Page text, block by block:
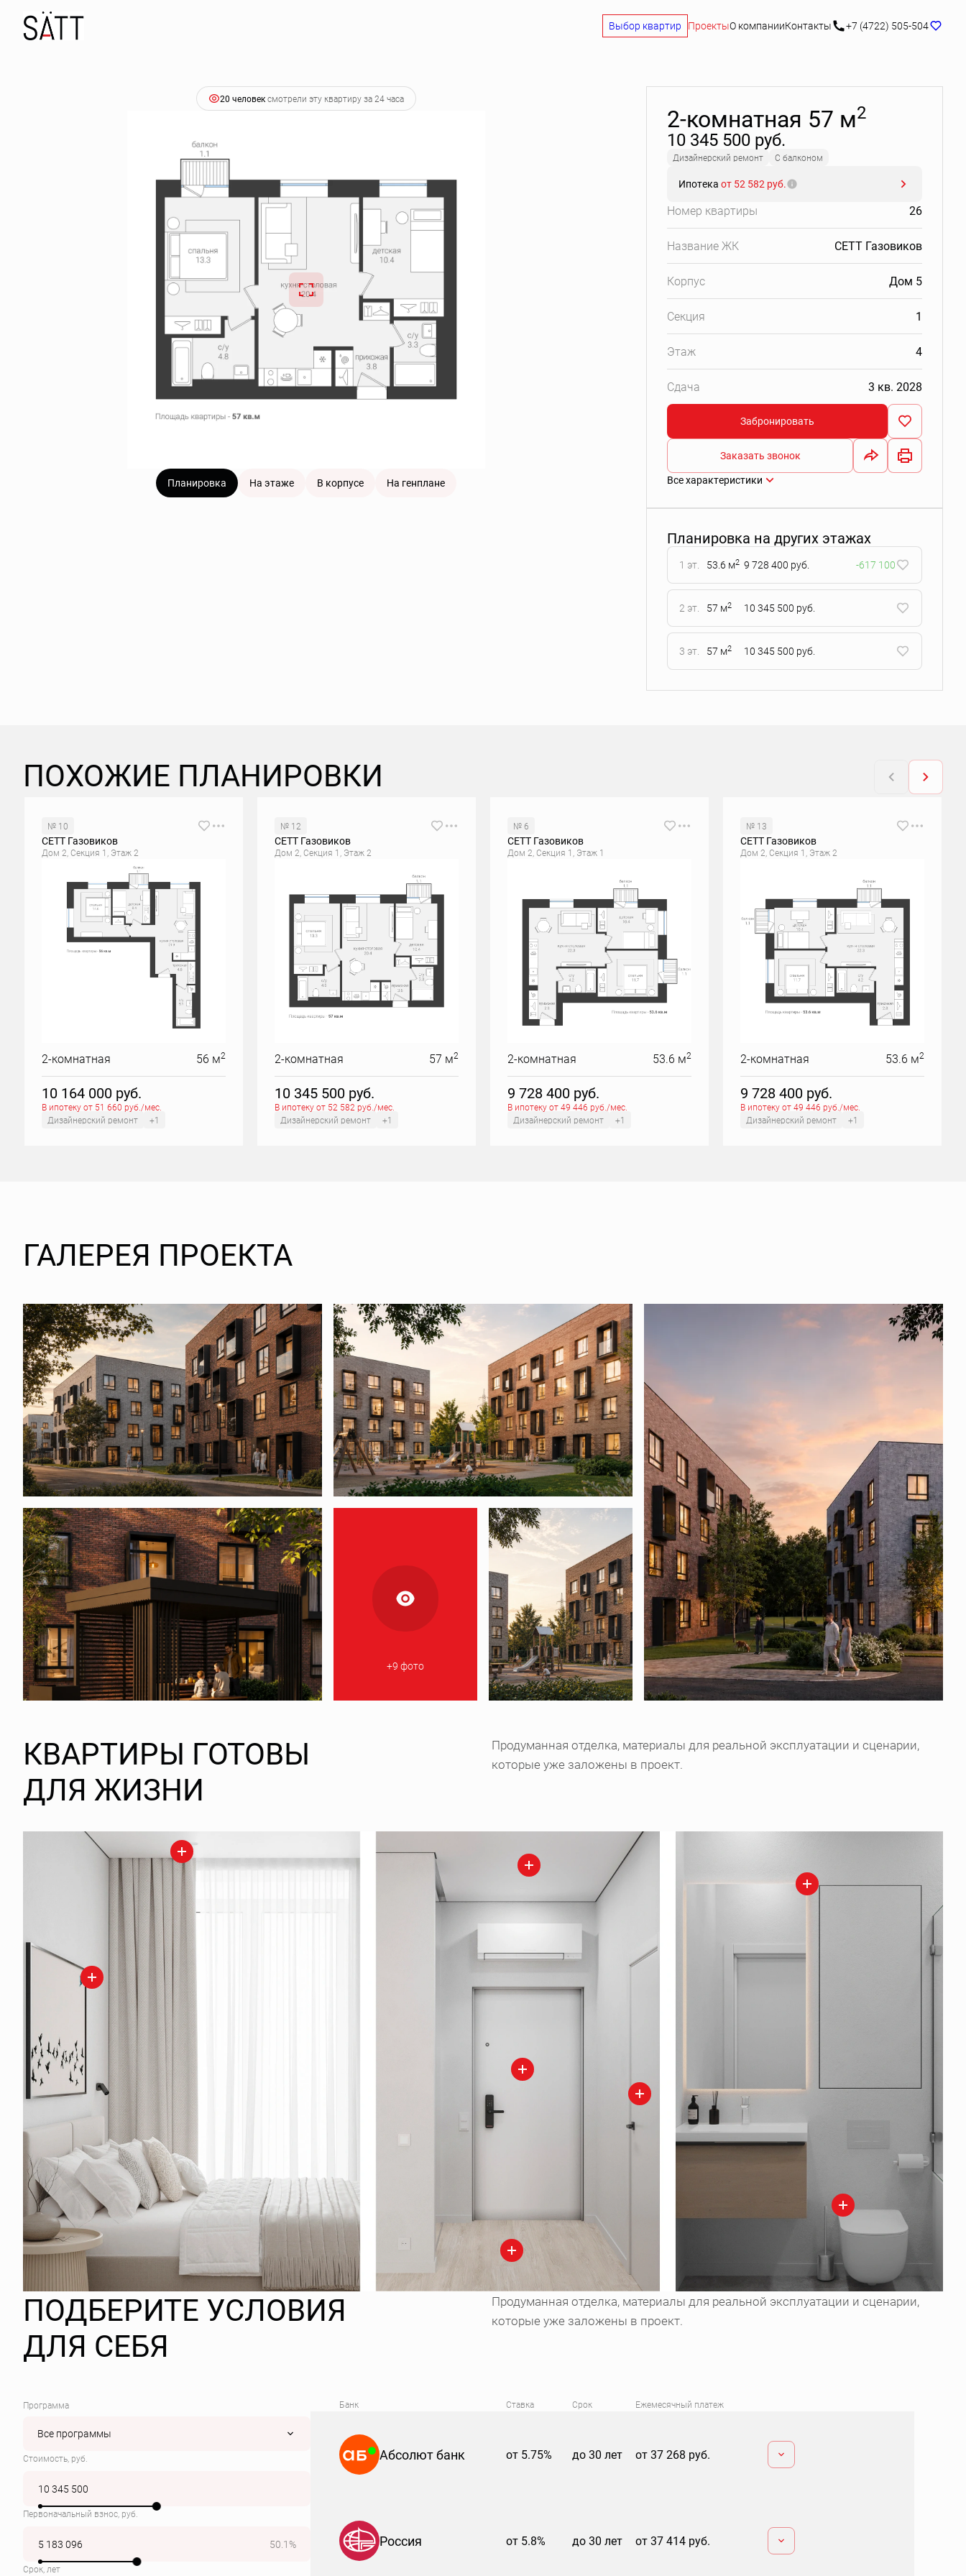
Выбор квартир ПроектыО компанииКонтакты +7 (4722) 505-504
2-комнатная Забронировать
20 человексмотрели эту квартиру за 24 часа
Планировка На этаже В корпусе На генплане
2-комнатная 57 м2
10 345 500 руб.
Дизайнерский ремонт С балконом
Ипотека от 52 582 руб.
Номер квартиры 26
Название ЖК СЕТТ Газовиков
Корпус Дом 5
Секция 1
Этаж 4
Сдача 3 кв. 2028
Забронировать
Заказать звонок
Все характеристики
Планировка на других этажах
1 эт. 53.6 м2 9 728 400 руб. -617 100
2 эт. 57 м2 10 345 500 руб.
3 эт. 57 м2 10 345 500 руб.
ПОХОЖИЕ ПЛАНИРОВКИ
№ 10
СЕТТ Газовиков
Дом 2, Секция 1, Этаж 2
2-комнатная 56 м2
10 164 000 руб.
В ипотеку от 51 660 руб./мес.
Дизайнерский ремонт
+1
№ 12
СЕТТ Газовиков
Дом 2, Секция 1, Этаж 2
2-комнатная 57 м2
10 345 500 руб.
В ипотеку от 52 582 руб./мес.
Дизайнерский ремонт
+1
№ 6
СЕТТ Газовиков
Дом 2, Секция 1, Этаж 1
2-комнатная 53.6 м2
9 728 400 руб.
В ипотеку от 49 446 руб./мес.
Дизайнерский ремонт
+1
№ 13
СЕТТ Газовиков
Дом 2, Секция 1, Этаж 2
2-комнатная 53.6 м2
9 728 400 руб.
В ипотеку от 49 446 руб./мес.
Дизайнерский ремонт
+1
ГАЛЕРЕЯ ПРОЕКТА
+9 фото
КВАРТИРЫ ГОТОВЫ
ДЛЯ ЖИЗНИ
Продуманная отделка, материалы для реальной эксплуатации и сценарии,
которые уже заложены в проект.
ПОДБЕРИТЕ УСЛОВИЯ
ДЛЯ СЕБЯ
Продуманная отделка, материалы для реальной эксплуатации и сценарии,
которые уже заложены в проект.
Программа
Все программы
Стоимость, руб.
Первоначальный взнос, руб.
50.1%
Срок, лет
Банк Ставка Срок Ежемесячный платеж
Абсолют банк от 5.75% до 30 лет от 37 268 руб.
Россия от 5.8% до 30 лет от 37 414 руб.